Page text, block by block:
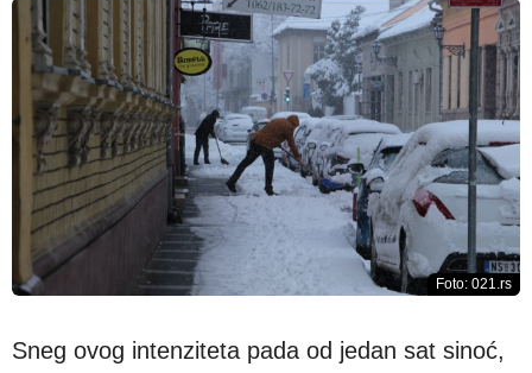
Foto: 021.rs
Sneg ovog intenziteta pada od jedan sat sinoć,